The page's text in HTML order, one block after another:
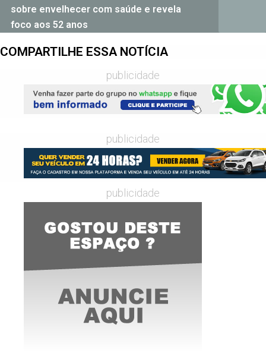
sobre envelhecer com saúde e revela
foco aos 52 anos
COMPARTILHE ESSA NOTÍCIA
publicidade
publicidade
publicidade